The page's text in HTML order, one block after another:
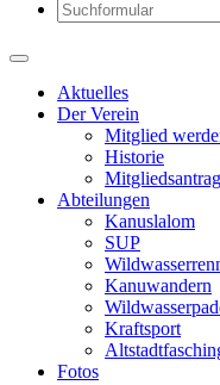
Aktuelles
Der Verein
Mitglied
Historie
Abteilungen
Kanuslalom
SUP
Kanuwandern
Kraftsport
Fotos